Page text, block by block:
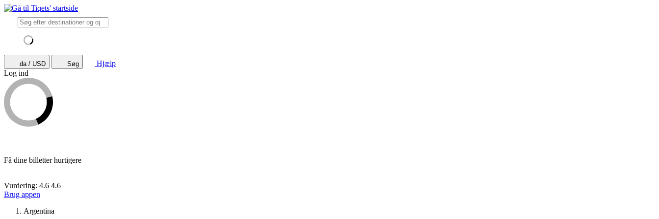
da / USD Søg
Hjælp
Log ind
Få dine billetter hurtigere
Vurdering: 4.6 4.6
Brug appen
Argentina